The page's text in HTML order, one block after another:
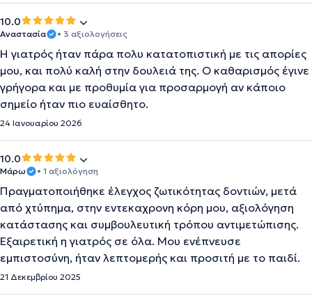
10.0
Αναστασία • 3 αξιολογήσεις
Η γιατρός ήταν πάρα πολυ κατατοπιστική με τις απορίες
μου, και πολύ καλή στην δουλειά της. Ο καθαρισμός έγινε
γρήγορα και με προθυμία για προσαρμογή αν κάποιο
σημείο ήταν πιο ευαίσθητο.
24 Ιανουαρίου 2026
10.0
Μάρω • 1 αξιολόγηση
Πραγματοποιήθηκε έλεγχος ζωτικότητας δοντιών, μετά
από χτύπημα, στην εντεκαχρονη κόρη μου, αξιολόγηση
κατάστασης και συμβουλευτική τρόπου αντιμετώπισης.
Εξαιρετική η γιατρός σε όλα. Μου ενέπνευσε
εμπιστοσύνη, ήταν λεπτομερής και προσιτή με το παιδί.
21 Δεκεμβρίου 2025